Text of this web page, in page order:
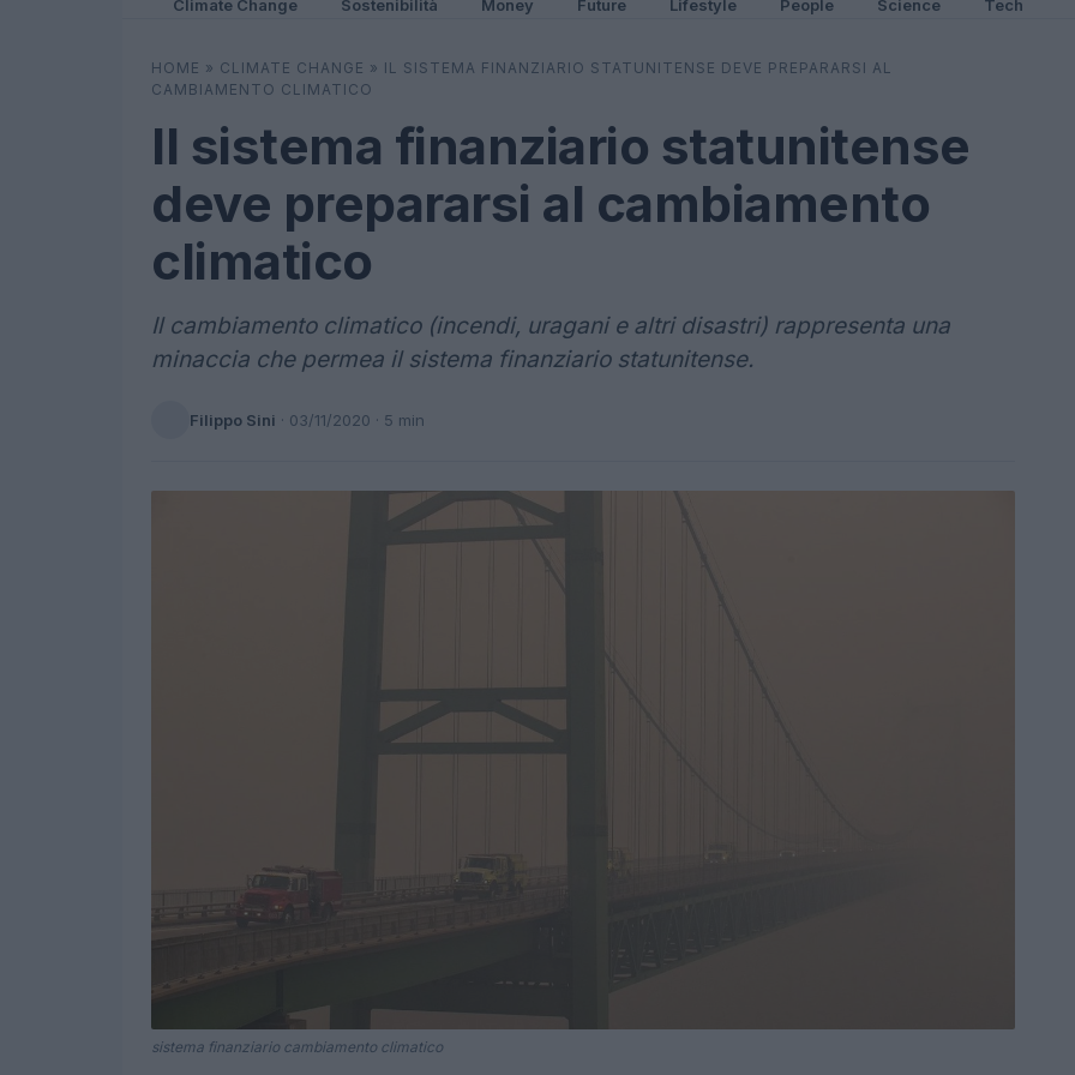
Climate Change Sostenibilità Money Future Lifestyle People Science Tech
HOME » CLIMATE CHANGE » IL SISTEMA FINANZIARIO STATUNITENSE DEVE PREPARARSI AL
CAMBIAMENTO CLIMATICO
Il sistema finanziario statunitense
deve prepararsi al cambiamento
climatico
Il cambiamento climatico (incendi, uragani e altri disastri) rappresenta una
minaccia che permea il sistema finanziario statunitense.
Filippo Sini · 03/11/2020 · 5 min
sistema finanziario cambiamento climatico